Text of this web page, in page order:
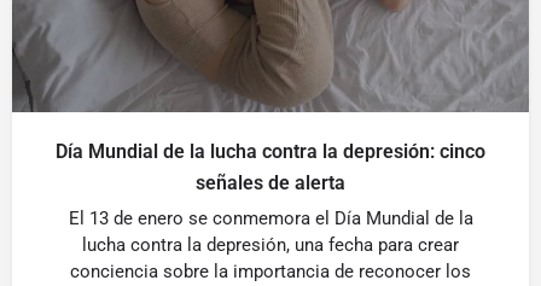
Día Mundial de la lucha contra la depresión: cinco
señales de alerta
El 13 de enero se conmemora el Día Mundial de la
lucha contra la depresión, una fecha para crear
conciencia sobre la importancia de reconocer los